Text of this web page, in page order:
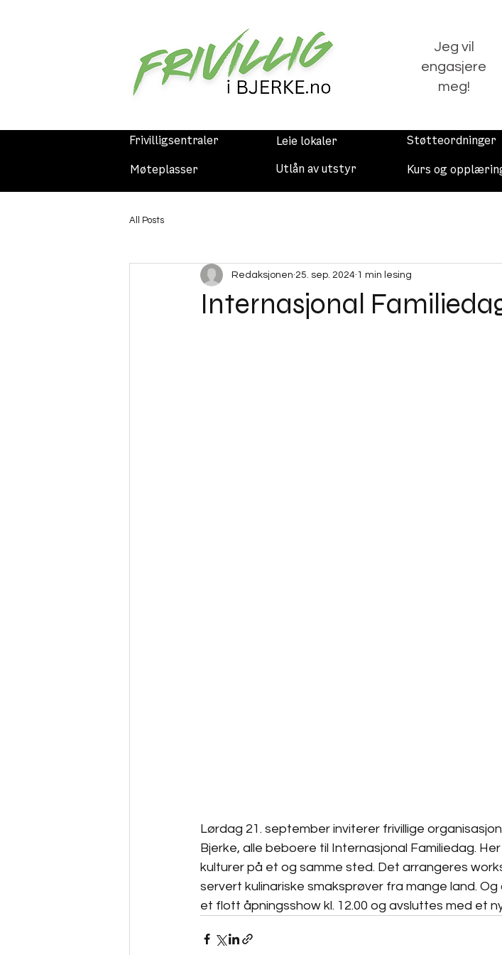
Jeg vil
engasjere
meg!
Frivilligsentraler
Møteplasser
Leie lokaler
Utlån av utstyr
Støtteordninger
Kurs og
All Posts
Internasjonal
Redaksjonen 25. sep. 2024 1 min lesing
Lørdag 21. september inviterer frivillige
Bjerke, alle beboere til Internasjonal Familiedag.
kulturer på et og samme sted. Det arrangeres
servert kulinariske smaksprøver fra mange land.
et flott åpningsshow kl. 12.00 og avsluttes med et